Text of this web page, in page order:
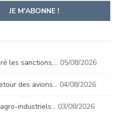
les sanctions,… 05/08/2026
des avions… 04/08/2026
industriels… 03/08/2026